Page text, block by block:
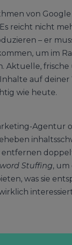
von
reicht nicht
– er
um im
Aktuelle, frische
auf deiner
wie heute.
Agentur
entfernen
Stuffing,
was sie